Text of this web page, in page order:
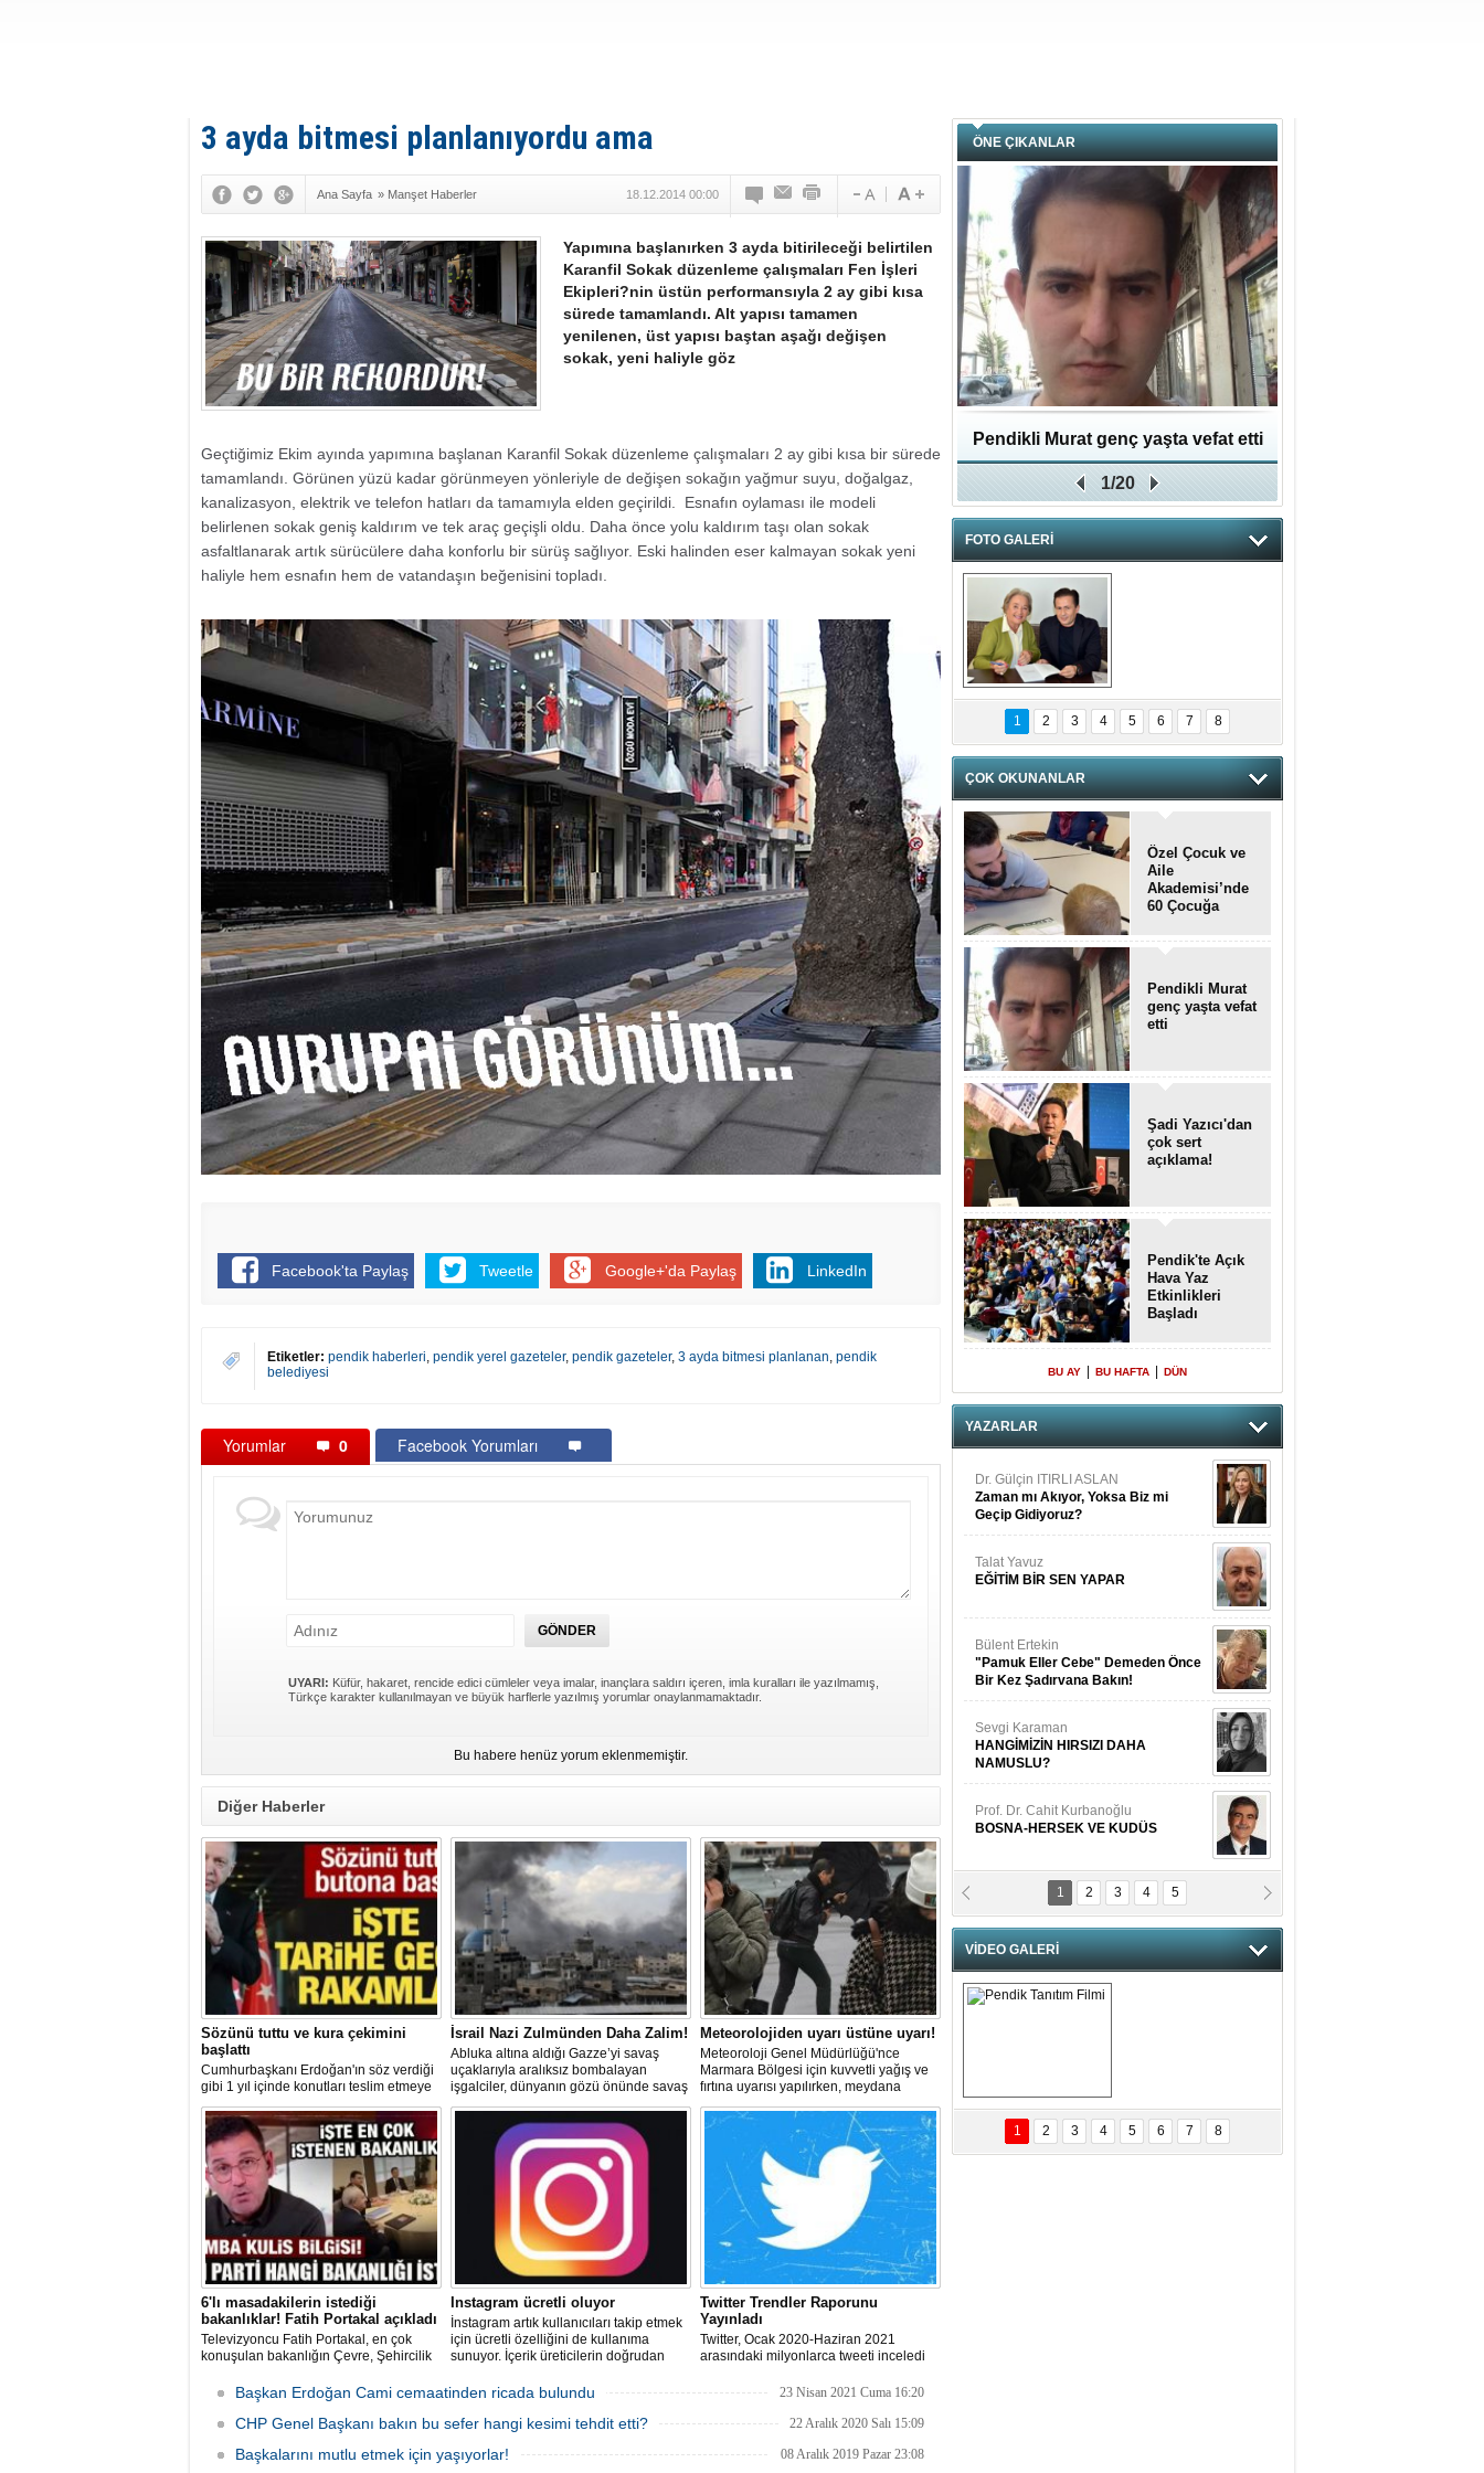
3 ayda bitmesi planlanıyordu ama
Ana Sayfa » Manşet Haberler 18.12.2014 00:00
Yapımına başlanırken 3 ayda bitirileceği belirtilen
Karanfil Sokak düzenleme çalışmaları Fen İşleri
Ekipleri?nin üstün performansıyla 2 ay gibi kısa
sürede tamamlandı. Alt yapısı tamamen
yenilenen, üst yapısı baştan aşağı değişen
sokak, yeni haliyle göz
Geçtiğimiz Ekim ayında yapımına başlanan Karanfil Sokak düzenleme çalışmaları 2 ay gibi kısa bir sürede
tamamlandı. Görünen yüzü kadar görünmeyen yönleriyle de değişen sokağın yağmur suyu, doğalgaz,
kanalizasyon, elektrik ve telefon hatları da tamamıyla elden geçirildi. Esnafın oylaması ile modeli
belirlenen sokak geniş kaldırım ve tek araç geçişli oldu. Daha önce yolu kaldırım taşı olan sokak
asfaltlanarak artık sürücülere daha konforlu bir sürüş sağlıyor. Eski halinden eser kalmayan sokak yeni
haliyle hem esnafın hem de vatandaşın beğenisini topladı.
Facebook'ta Paylaş Tweetle Google+'da Paylaş LinkedIn
Etiketler: pendik haberleri pendik yerel gazeteler, pendik gazeteler, 3 ayda bitmesi planlanan pendik
belediyesi
Yorumlar 0 Facebook Yorumları
UYARI: Küfür, hakaret, rencide edici cümleler veya imalar, inançlara saldırı içeren, imla kuralları ile yazılmamış,
Türkçe karakter kullanılmayan ve büyük harflerle yazılmış yorumlar onaylanmamaktadır.
Bu habere henüz yorum eklenmemiştir.
Diğer Haberler
Sözünü tuttu ve kura çekimini
başlattı
Cumhurbaşkanı Erdoğan'ın söz verdiği
gibi 1 yıl içinde konutları teslim etmeye
bin konut teslim etti. Yılsonuna kadar
200 bin konutun teslim edilmesi
hedefleniyor.
İsrail Nazi Zulmünden Daha Zalim!
Abluka altına aldığı Gazze’yi savaş
uçaklarıyla aralıksız bombalayan
işgalciler, dünyanın gözü önünde savaş
görüntüler sergiliyorlar.
Meteorolojiden uyarı üstüne uyarı!
Meteoroloji Genel Müdürlüğü'nce
Marmara Bölgesi için kuvvetli yağış ve
fırtına uyarısı yapılırken, meydana
dikkatli olunması istendi.
6'lı masadakilerin istediği
bakanlıklar! Fatih Portakal açıkladı
Televizyoncu Fatih Portakal, en çok
konuşulan bakanlığın Çevre, Şehircilik
söyledi.
Instagram ücretli oluyor
İnstagram artık kullanıcıları takip etmek
için ücretli özelliğini de kullanıma
sunuyor. İçerik üreticilerin doğrudan
abonelik sistemi, ülkemizdeki Instagram
Twitter Trendler Raporunu
Yayınladı
Twitter, Ocak 2020-Haziran 2021
arasındaki milyonlarca tweeti inceledi
yaptığı hakkında daha fazla bilgi
2018- Aralık 2019) tweetleriyle
Başkan Erdoğan Cami cemaatinden ricada bulundu 23 Nisan 2021 Cuma 16:20
CHP Genel Başkanı bakın bu sefer hangi kesimi tehdit etti? 22 Aralık 2020 Salı 15:09
Başkalarını mutlu etmek için yaşıyorlar! 08 Aralık 2019 Pazar 23:08
ÖNE ÇIKANLAR
Pendikli Murat genç yaşta vefat etti
1/20
FOTO GALERİ
hnzzzna
1 2 3 4 5 6 7 8
ÇOK OKUNANLAR
Özel Çocuk ve
Aile
Akademisi’nde
60 Çocuğa
Pendikli Murat
genç yaşta vefat
etti
Şadi Yazıcı'dan
çok sert
açıklama!
Pendik'te Açık
Hava Yaz
Etkinlikleri
Başladı
BU AY BU HAFTA DÜN
YAZARLAR
Dr. Gülçin ITIRLI ASLAN
Zaman mı Akıyor, Yoksa Biz mi
Geçip Gidiyoruz?
Talat Yavuz
EĞİTİM BİR SEN YAPAR
Bülent Ertekin
"Pamuk Eller Cebe" Demeden Önce
Bir Kez Şadırvana Bakın!
Sevgi Karaman
HANGİMİZİN HIRSIZI DAHA
NAMUSLU?
Prof. Dr. Cahit Kurbanoğlu
BOSNA-HERSEK VE KUDÜS
Fatma Saçak Akbulut
Fatma Daştan
Meftun Olmak
KAFAYI!
Abbas Levent Ertekin
Sanal Medyanın Dijital Savaş Alanı
1 2 3 4 5
VİDEO GALERİ
Pendik Tanıtım
Filmi
1 2 3 4 5 6 7 8